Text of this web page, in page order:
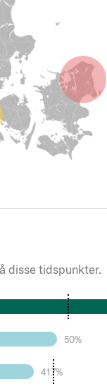
disse tidspunkter.
50%
41.7%